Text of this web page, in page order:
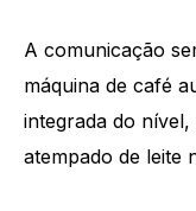
A comunicação
máquina de café
integrada do
atempado de leite